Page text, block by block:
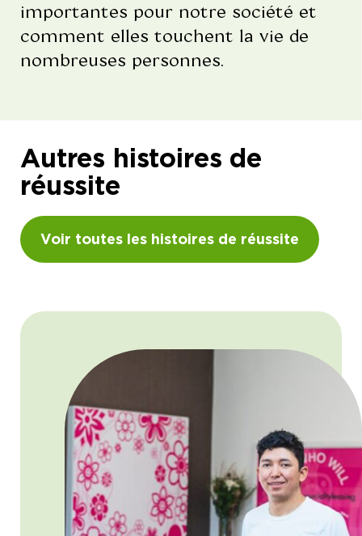
importantes pour notre société et
comment elles touchent la vie de
nombreuses personnes.
Autres histoires de
réussite
Voir toutes les histoires de réussite